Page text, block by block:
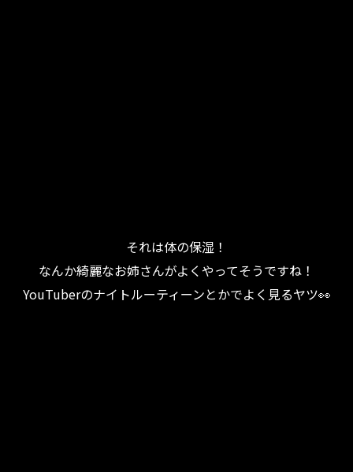
それは体の保湿！
なんか綺麗なお姉さんがよくやってそうですね！
YouTuberのナイトルーティーンとかでよく見るヤツ👀